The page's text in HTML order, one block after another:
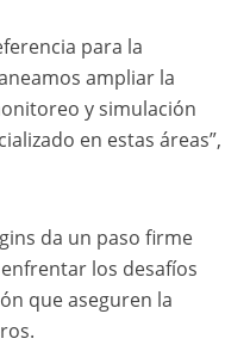
para la
ampliar la
y simulación
en estas áreas”,
da un paso firme
los desafíos
que aseguren la